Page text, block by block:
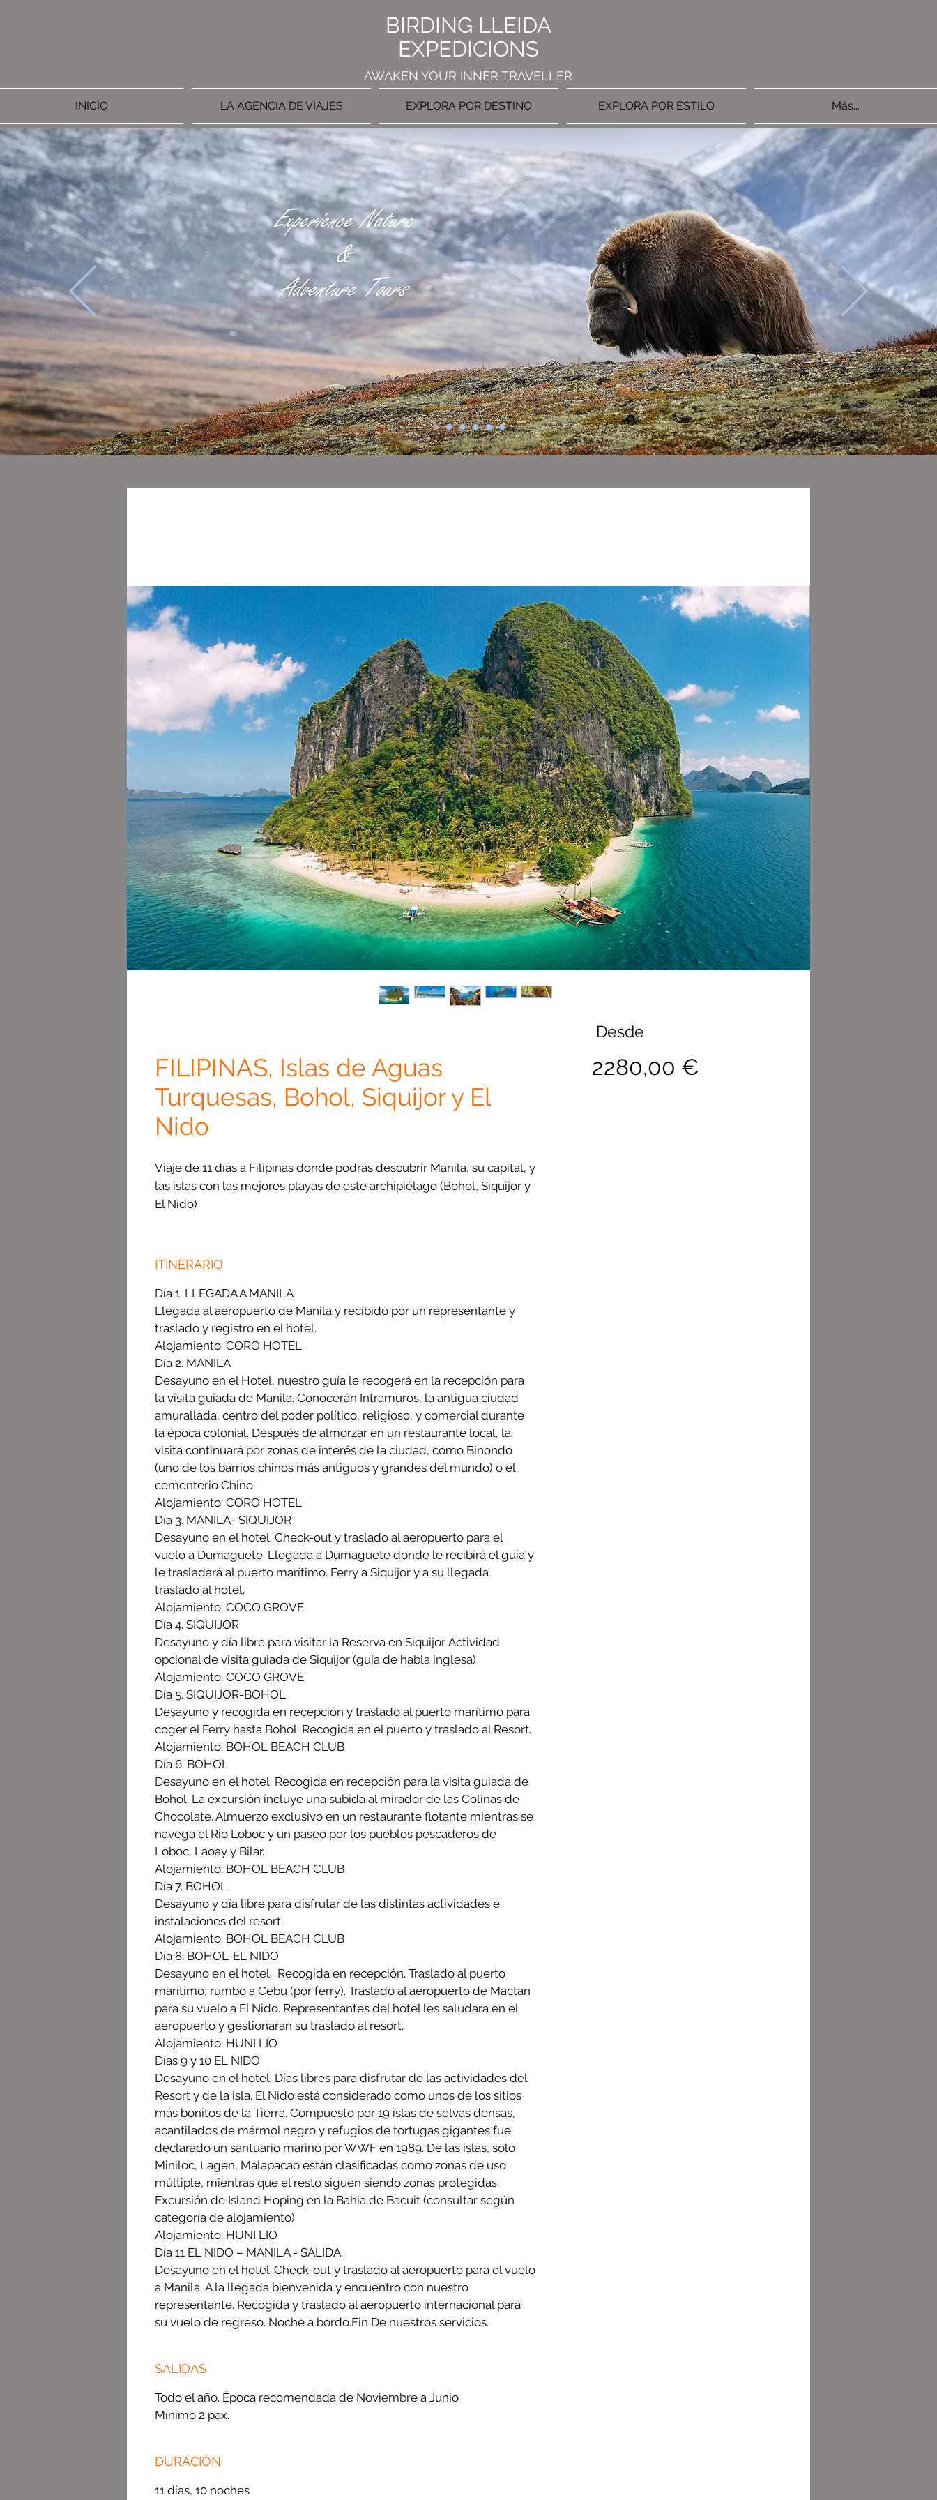
BIRDING LLEIDA
EXPEDICIONS
AWAKEN YOUR INNER TRAVELLER
INICIO LA AGENCIA DE VIAJES EXPLORA POR DESTINO EXPLORA POR ESTILO Más...
FILIPINAS, Islas de Aguas
Turquesas, Bohol, Siquijor y El
Nido
Viaje de 11 días a Filipinas donde podrás descubrir Manila, su capital, y
las islas con las mejores playas de este archipiélago (Bohol, Siquijor y
El Nido)
ITINERARIO
Día 1. LLEGADA A MANILA
Llegada al aeropuerto de Manila y recibido por un representante y
traslado y registro en el hotel.
Alojamiento: CORO HOTEL
Día 2. MANILA
Desayuno en el Hotel, nuestro guía le recogerá en la recepción para
la visita guiada de Manila. Conocerán Intramuros, la antigua ciudad
amurallada, centro del poder político, religioso, y comercial durante
la época colonial. Después de almorzar en un restaurante local, la
visita continuará por zonas de interés de la ciudad, como Binondo
(uno de los barrios chinos más antiguos y grandes del mundo) o el
cementerio Chino.
Alojamiento: CORO HOTEL
Día 3. MANILA- SIQUIJOR
Desayuno en el hotel. Check-out y traslado al aeropuerto para el
vuelo a Dumaguete. Llegada a Dumaguete donde le recibirá el guía y
le trasladará al puerto marítimo. Ferry a Siquijor y a su llegada
traslado al hotel.
Alojamiento: COCO GROVE
Día 4. SIQUIJOR
Desayuno y día libre para visitar la Reserva en Siquijor. Actividad
opcional de visita guiada de Siquijor (guía de habla inglesa)
Alojamiento: COCO GROVE
Día 5. SIQUIJOR-BOHOL
Desayuno y recogida en recepción y traslado al puerto marítimo para
coger el Ferry hasta Bohol: Recogida en el puerto y traslado al Resort.
Alojamiento: BOHOL BEACH CLUB
Día 6. BOHOL
Desayuno en el hotel. Recogida en recepción para la visita guiada de
Bohol. La excursión incluye una subida al mirador de las Colinas de
Chocolate. Almuerzo exclusivo en un restaurante flotante mientras se
navega el Rio Loboc y un paseo por los pueblos pescaderos de
Loboc, Laoay y Bilar.
Alojamiento: BOHOL BEACH CLUB
Día 7. BOHOL
Desayuno y día libre para disfrutar de las distintas actividades e
instalaciones del resort.
Alojamiento: BOHOL BEACH CLUB
Día 8. BOHOL-EL NIDO
Desayuno en el hotel. Recogida en recepción. Traslado al puerto
marítimo, rumbo a Cebu (por ferry). Traslado al aeropuerto de Mactan
para su vuelo a El Nido. Representantes del hotel les saludara en el
aeropuerto y gestionaran su traslado al resort.
Alojamiento: HUNI LIO
Días 9 y 10 EL NIDO
Desayuno en el hotel. Días libres para disfrutar de las actividades del
Resort y de la isla. El Nido está considerado como unos de los sitios
más bonitos de la Tierra. Compuesto por 19 islas de selvas densas,
acantilados de mármol negro y refugios de tortugas gigantes fue
declarado un santuario marino por WWF en 1989. De las islas, solo
Miniloc, Lagen, Malapacao están clasificadas como zonas de uso
múltiple, mientras que el resto siguen siendo zonas protegidas.
Excursión de Island Hoping en la Bahia de Bacuit (consultar según
categoría de alojamiento)
Alojamiento: HUNI LIO
Día 11 EL NIDO – MANILA - SALIDA
Desayuno en el hotel .Check-out y traslado al aeropuerto para el vuelo
a Manila .A la llegada bienvenida y encuentro con nuestro
representante. Recogida y traslado al aeropuerto internacional para
su vuelo de regreso. Noche a bordo.Fin De nuestros servicios.
SALIDAS
Todo el año. Época recomendada de Noviembre a Junio
Mínimo 2 pax.
DURACIÓN
11 días, 10 noches
2280,00 €
Desde